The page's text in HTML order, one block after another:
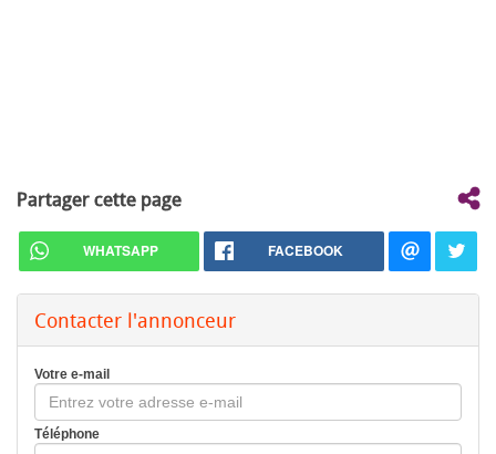
Partager cette page
WHATSAPP FACEBOOK
Contacter l'annonceur
Votre e-mail
Téléphone